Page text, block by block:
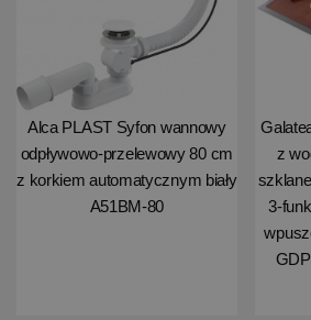
Alca PLAST Syfon wannowy
odpływowo-przelewowy 80 cm
z korkiem automatycznym biały
A51BM-80
z
3-